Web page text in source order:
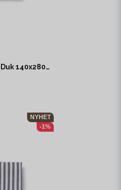
Jakobsdals Blanca Duk 140x280 cm Elfenben
NYHET
-1%